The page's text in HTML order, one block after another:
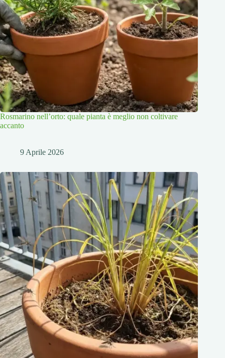
Rosmarino nell’orto: quale pianta è meglio non coltivare
accanto
9 Aprile 2026